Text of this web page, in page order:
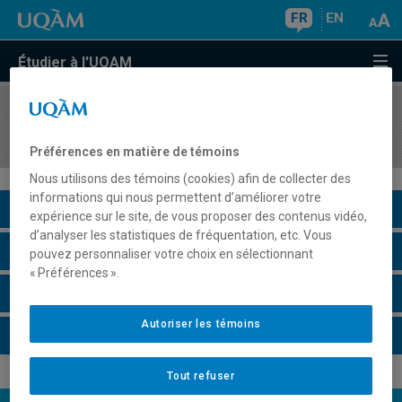
FR EN
Étudier à l'UQAM
COURS//
Description du cours
Horaire - Été 2026
Préférences en matière de témoins
Nous utilisons des témoins (cookies) afin de collecter des
informations qui nous permettent d’améliorer votre
expérience sur le site, de vous proposer des contenus vidéo,
d’analyser les statistiques de fréquentation, etc. Vous
pouvez personnaliser votre choix en sélectionnant
« Préférences ».
Tout refuser
Autoriser les témoins